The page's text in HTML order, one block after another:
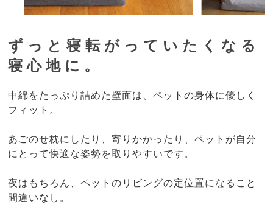
ずっと寝転がっていたくなる
寝心地に。
中綿をたっぷり詰めた壁面は、ペットの身体に優しく
フィット。
あごのせ枕にしたり、寄りかかったり、ペットが自分
にとって快適な姿勢を取りやすいです。
夜はもちろん、ペットのリビングの定位置になること
間違いなし。